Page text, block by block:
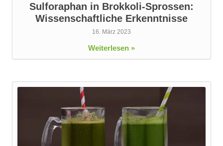
Sulforaphan in Brokkoli-Sprossen:
Wissenschaftliche Erkenntnisse
16. März 2023
Weiterlesen »